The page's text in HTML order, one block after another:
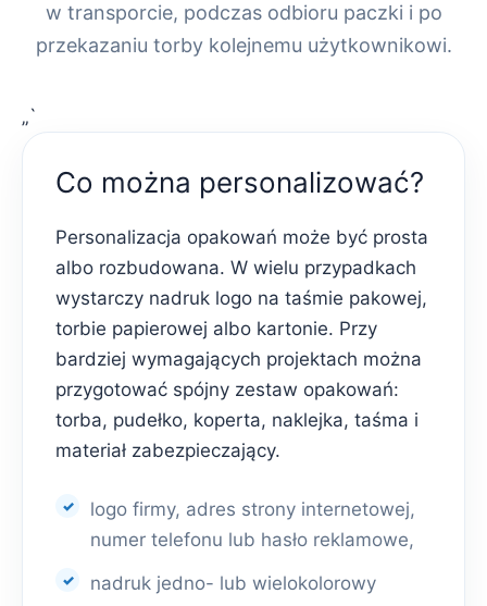
w transporcie, podczas odbioru paczki i po
przekazaniu torby kolejnemu użytkownikowi.
„`
Co można personalizować?
Personalizacja opakowań może być prosta
albo rozbudowana. W wielu przypadkach
wystarczy nadruk logo na taśmie pakowej,
torbie papierowej albo kartonie. Przy
bardziej wymagających projektach można
przygotować spójny zestaw opakowań:
torba, pudełko, koperta, naklejka, taśma i
materiał zabezpieczający.
logo firmy, adres strony internetowej,
numer telefonu lub hasło reklamowe,
nadruk jedno- lub wielokolorowy